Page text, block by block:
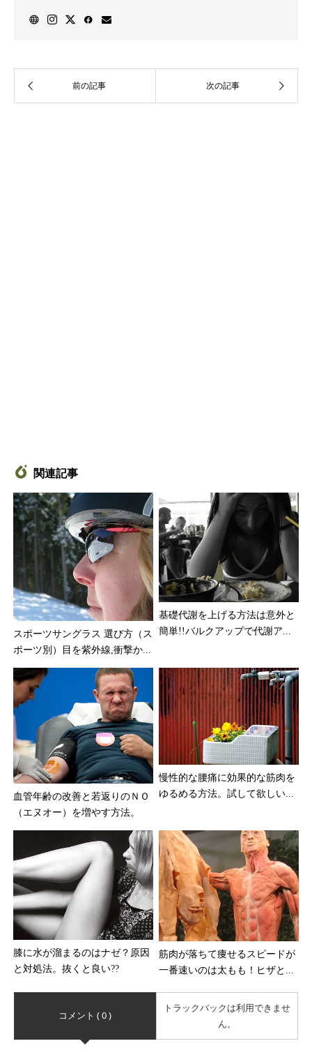
関連記事
スポーツサングラス 選び方（ス
ポーツ別）目を紫外線,衝撃か...
基礎代謝を上げる方法は意外と
簡単!!バルクアップで代謝ア...
血管年齢の改善と若返りのＮＯ
（エヌオー）を増やす方法。
慢性的な腰痛に効果的な筋肉を
ゆるめる方法。試して欲しい...
膝に水が溜まるのはナゼ？原因
と対処法。抜くと良い??
筋肉が落ちて痩せるスピードが
一番速いのは太もも！ヒザと...
コメント ( 0 )
トラックバックは利用できませ
ん。